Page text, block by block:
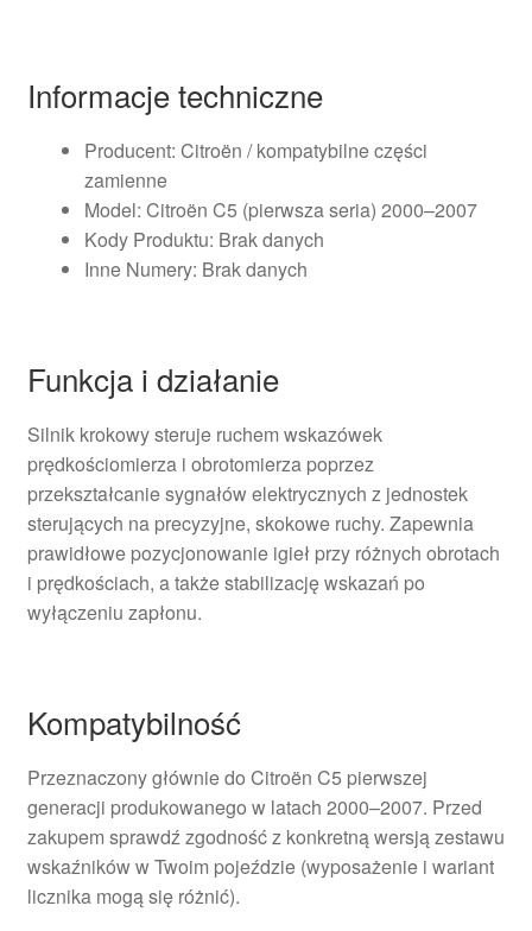
Informacje techniczne
Producent: Citroën / kompatybilne części
zamienne
Model: Citroën C5 (pierwsza seria) 2000–2007
Kody Produktu: Brak danych
Inne Numery: Brak danych
Funkcja i działanie
Silnik krokowy steruje ruchem wskazówek
prędkościomierza i obrotomierza poprzez
przekształcanie sygnałów elektrycznych z jednostek
sterujących na precyzyjne, skokowe ruchy. Zapewnia
prawidłowe pozycjonowanie igieł przy różnych obrotach
i prędkościach, a także stabilizację wskazań po
wyłączeniu zapłonu.
Kompatybilność
Przeznaczony głównie do Citroën C5 pierwszej
generacji produkowanego w latach 2000–2007. Przed
zakupem sprawdź zgodność z konkretną wersją zestawu
wskaźników w Twoim pojeździe (wyposażenie i wariant
licznika mogą się różnić).